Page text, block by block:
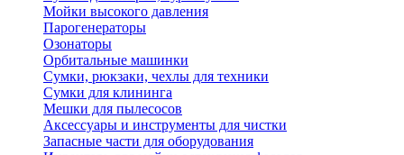
Мойки высокого давления
Парогенераторы
Озонаторы
Орбитальные машинки
Сумки, рюкзаки, чехлы для техники
Сумки для клининга
Мешки для пылесосов
Аксессуары и инструменты для чистки
Запасные части для оборудования